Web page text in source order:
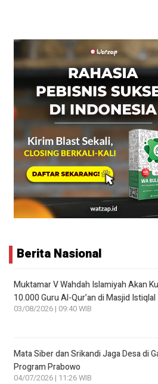
Berita Nasional
Muktamar V Wahdah Islamiyah Akan
10.000 Guru Al-Qur’an di Masjid Istiqlal
03/08/2026 | 09:40 WIB
Mata Siber dan Srikandi Jaga Desa di
Program Prabowo
04/07/2026 | 11:26 WIB